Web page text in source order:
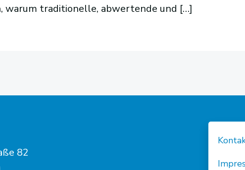
warum traditionelle, abwertende und […]
82